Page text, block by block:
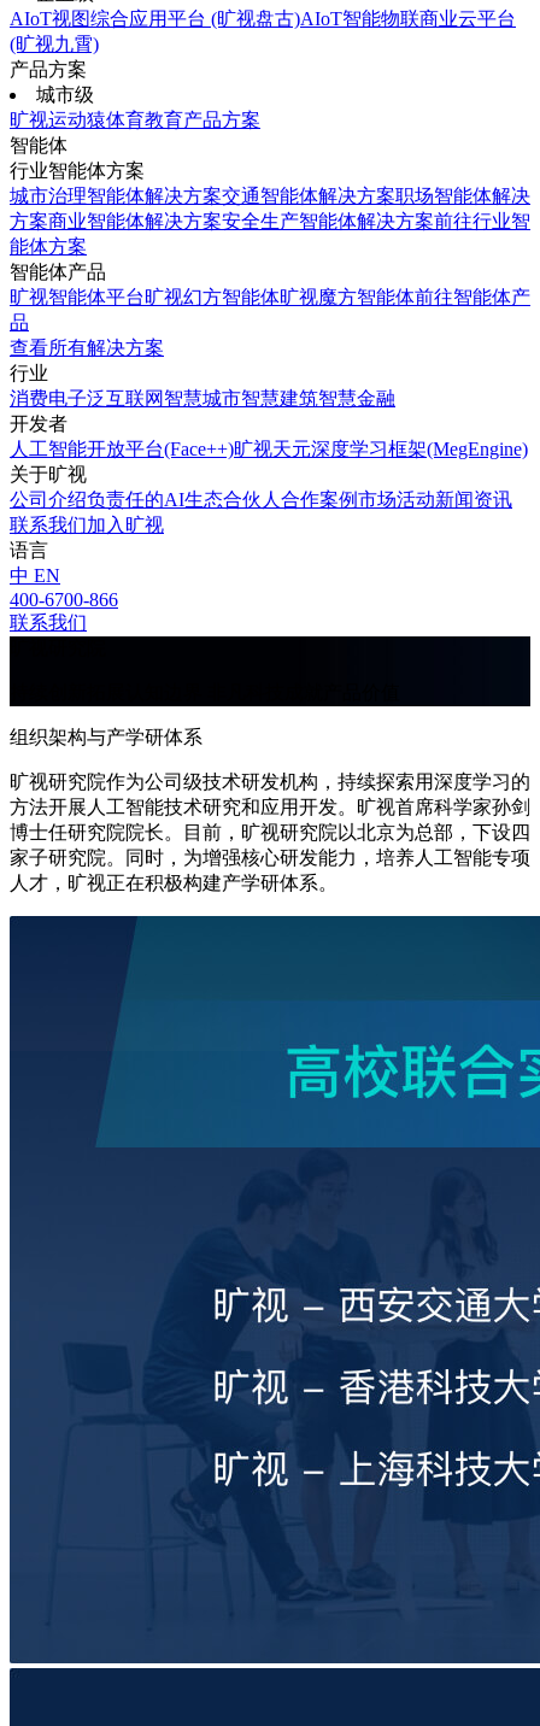
AIoT视图综合应用平台 (旷视盘古)AIoT智能物联商业云平台
(旷视九霄)
产品方案
城市级
旷视运动猿体育教育产品方案
智能体
行业智能体方案
城市治理智能体解决方案交通智能体解决方案职场智能体解决
方案商业智能体解决方案安全生产智能体解决方案前往行业智
能体方案
智能体产品
旷视智能体平台旷视幻方智能体旷视魔方智能体前往智能体产
品
查看所有解决方案
行业
消费电子泛互联网 智慧城市智慧建筑智慧金融
开发者
人工智能开放平台(Face++)旷视天元深度学习框架(MegEngine)
关于旷视
公司介绍负责任的AI生态合伙人 合作案例市场活动新闻资讯
联系我们加入旷视
语言
中 EN
400-6700-866
联系我们
组织架构与产学研体系
旷视研究院作为公司级技术研发机构，持续探索用深度学习的
方法开展人工智能技术研究和应用开发。旷视首席科学家孙剑
博士任研究院院长。目前，旷视研究院以北京为总部，下设四
家子研究院。同时，为增强核心研发能力，培养人工智能专项
人才，旷视正在积极构建产学研体系。